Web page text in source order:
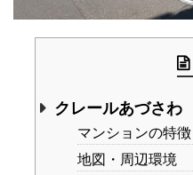
クレールあづさわ
マンションの特徴
地図・周辺環境